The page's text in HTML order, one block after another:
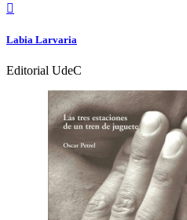

Labia Larvaria
Editorial UdeC